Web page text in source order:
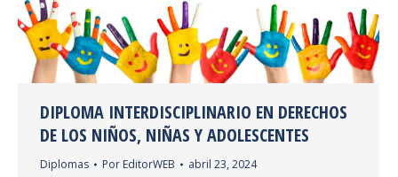
DIPLOMA INTERDISCIPLINARIO EN DERECHOS
DE LOS NIÑOS, NIÑAS Y ADOLESCENTES
Diplomas Por EditorWEB abril 23, 2024